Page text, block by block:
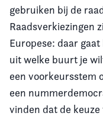
gebruiken bij de
Raadsverkiezingen
Europese: daar
uit welke buurt je
een voorkeursstem
een
vinden dat de